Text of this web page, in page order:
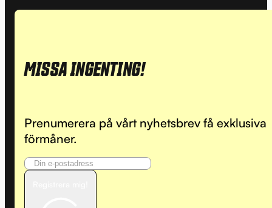
MISSA INGENTING!
Prenumerera på vårt nyhetsbrev få exklusiva
förmåner.